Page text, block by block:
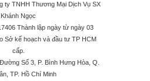
ty TNHH Thương Mại Dịch Vụ SX
Khánh Ngọc
Thành lập ngày từ ngày 03
Sở kế hoạch và đầu tư TP HCM
cấp.
Số 3, P. Bình Hưng Hòa, Q.
TP. Hồ Chí Minh